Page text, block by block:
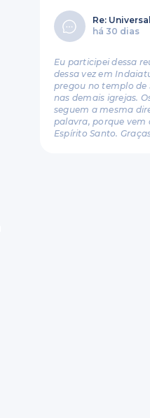
Re:
há 30 dias
Eu participei dessa
dessa vez em
pregou no templo de
nas demais igrejas.
seguem a mesma
palavra, porque vem
Espírito Santo.